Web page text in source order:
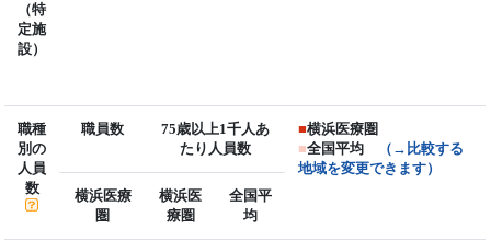
（特
定施
設）
職種
別の
人員
数
職員数
75歳以上1千人あ
たり人員数
■横浜医療圏
■全国平均
（→比較する
地域を変更できます）
横浜医療
圏
横浜医
療圏
全国平
均